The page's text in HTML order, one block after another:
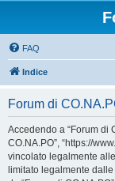
FAQ
Indice
Forum di
Accedendo a “Forum di
CO.NA.PO”, “https://
vincolato legalmente
limitato legalmente